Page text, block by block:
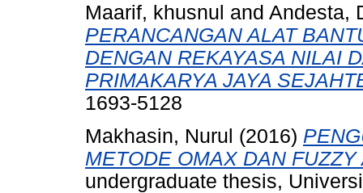
Maarif, khusnul and Andesta,
PERANCANGAN ALAT
DENGAN REKAYASA NILAI
PRIMAKARYA JAYA
1693-5128
Makhasin, Nurul (2016)
METODE OMAX DAN
undergraduate thesis,